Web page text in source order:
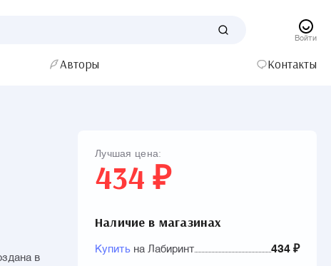
Войти
Авторы Контакты
в
Лучшая цена:
434 ₽
Наличие в магазинах
Купить на Лабиринт 434 ₽